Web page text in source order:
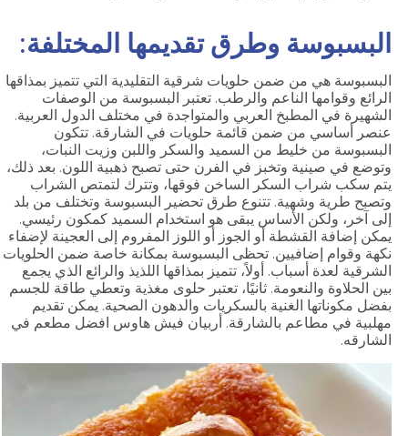
البسبوسة وطرق تقديمها المختلفة:
البسبوسة هي من ضمن حلويات شرقية التقليدية التي تتميز بمذاقها
الرائع وقوامها الناعم والرطب. تعتبر البسبوسة من الوصفات
الشهيرة في المطبخ العربي والمتواجدة في مختلف الدول العربية.
عنصر أساسي من ضمن قائمة حلويات في الشارقة. تتكون
البسبوسة من خليط من السميد والسكر واللبن وزيت النبات،
وتوضع في صينية وتخبز في الفرن حتى تصبح ذهبية اللون. بعد ذلك،
يتم سكب شراب السكر الساخن فوقها، وتترك لتمتص الشراب
وتصبح طرية وشهية. تتنوع طرق تحضير البسبوسة وتختلف من بلد
إلى آخر، ولكن الأساس يبقى هو استخدام السميد كمكون رئيسي.
يمكن إضافة القشطة أو الجوز أو اللوز المفروم إلى العجينة لإضفاء
نكهة وقوام إضافيين. تحظى البسبوسة بمكانة خاصة ضمن الحلويات
الشرقية لعدة أسباب. أولاً، تتميز بمذاقها اللذيذ والرائع الذي يجمع
بين الحلاوة والنعومة. ثانيًا، تعتبر حلوى مغذية وتعطي طاقة للجسم
بفضل مكوناتها الغنية بالسكريات والدهون الصحية. يمكن تقديم
مهلبية في مطاعم بالشارقة. أربيان فيش هاوس افضل مطعم في
الشارقه.